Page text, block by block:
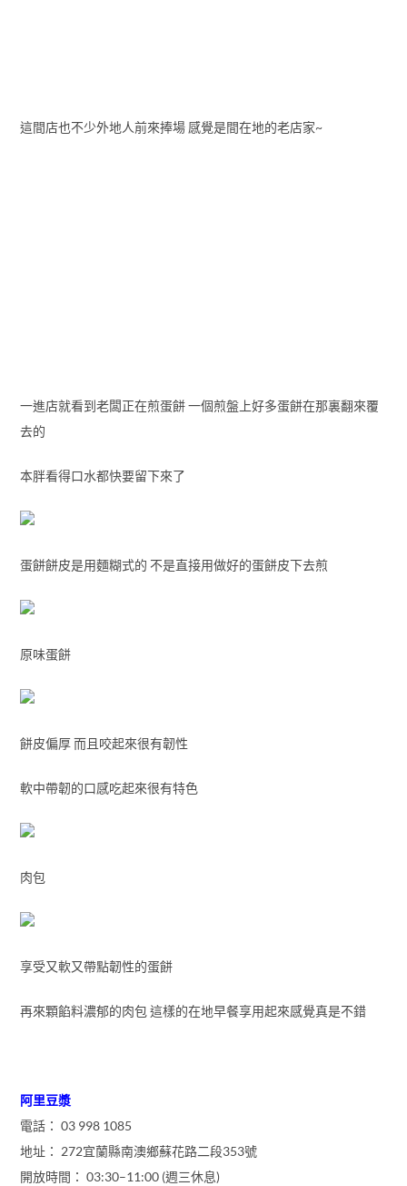
這間店也不少外地人前來捧場 感覺是間在地的老店家~
一進店就看到老闆正在煎蛋餅 一個煎盤上好多蛋餅在那裏翻來覆
去的
本胖看得口水都快要留下來了
蛋餅餅皮是用麵糊式的 不是直接用做好的蛋餅皮下去煎
原味蛋餅
餅皮偏厚 而且咬起來很有韌性
軟中帶韌的口感吃起來很有特色
肉包
享受又軟又帶點韌性的蛋餅
再來顆餡料濃郁的肉包 這樣的在地早餐享用起來感覺真是不錯
阿里豆漿
電話： 03 998 1085
地址： 272宜蘭縣南澳鄉蘇花路二段353號
開放時間： 03:30–11:00 (週三休息)